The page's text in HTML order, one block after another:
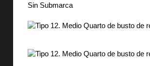
Sin Submarca